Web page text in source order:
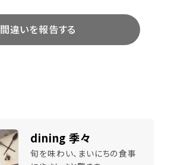
間違いを報告する
dining 季々
旬を味わい、まいにちの食事